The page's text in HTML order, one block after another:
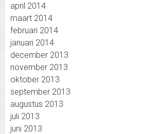
april 2014
maart 2014
februari 2014
januari 2014
december 2013
november 2013
oktober 2013
september 2013
augustus 2013
juli 2013
juni 2013